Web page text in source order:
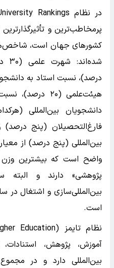
پرمخاطب‌ترین و
کشورهای جهان است،
هیئت‌علمی (۲۰
دانشجویان بین‌المللی
فارغ‌التحصیلان (پنج
بین‌المللی (پنج درصد) از
واضح است که بیشترین وزن
پژوهشی» دارند و
بین‌المللی‌سازی و اشتغال در
است.
آموزش، پژوهش،
بین‌المللی دارد و در